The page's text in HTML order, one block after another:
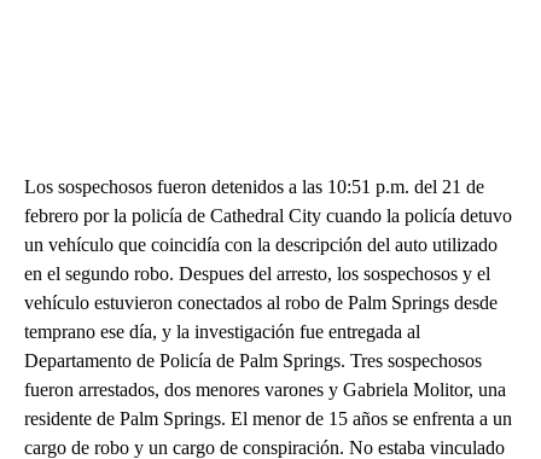
Los sospechosos fueron detenidos a las 10:51 p.m. del 21 de
febrero por la policía de Cathedral City cuando la policía detuvo
un vehículo que coincidía con la descripción del auto utilizado
en el segundo robo. Despues del arresto, los sospechosos y el
vehículo estuvieron conectados al robo de Palm Springs desde
temprano ese día, y la investigación fue entregada al
Departamento de Policía de Palm Springs. Tres sospechosos
fueron arrestados, dos menores varones y Gabriela Molitor, una
residente de Palm Springs. El menor de 15 años se enfrenta a un
cargo de robo y un cargo de conspiración. No estaba vinculado